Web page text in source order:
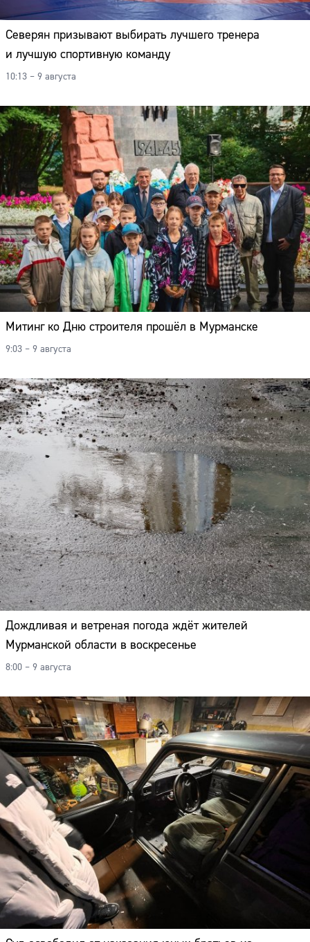
Северян призывают выбирать лучшего тренера
и лучшую спортивную команду
10:13 – 9 августа
Митинг ко Дню строителя прошёл в Мурманске
9:03 – 9 августа
Дождливая и ветреная погода ждёт жителей
Мурманской области в воскресенье
8:00 – 9 августа